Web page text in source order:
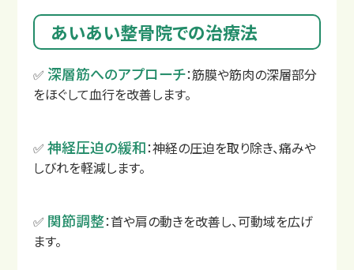
もし交通事故に遭ったら？
あいあい整骨院での治療法
✅ 深層筋へのアプローチ：筋膜や筋肉の深層部分
をほぐして血行を改善します。
✅神経圧迫の緩和：神経の圧迫を取り除き、痛みや
しびれを軽減します。
✅ 関節調整：首や肩の動きを改善し、可動域を広げ
ます。